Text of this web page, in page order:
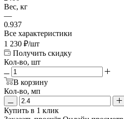
Вес, кг
—
0.937
Все характеристики
1 230 ₽/шт
Получить скидку
Кол-во, шт
В корзину
Кол-во, мп
Купить в 1 клик